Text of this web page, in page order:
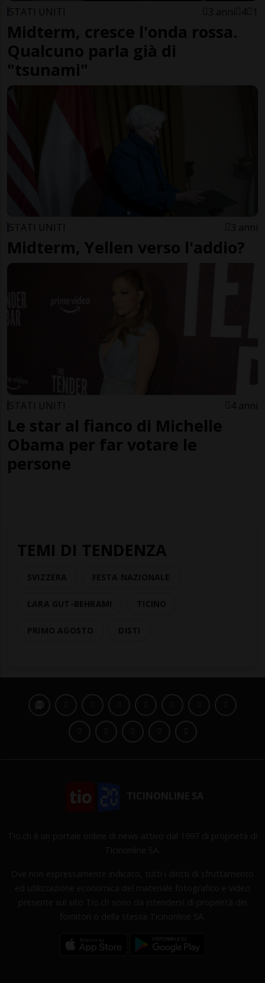
STATI UNITI 3 anni 4 1
Midterm, cresce l'onda rossa.
Qualcuno parla già di
"tsunami"
STATI UNITI 3 anni
Midterm, Yellen verso l'addio?
STATI UNITI 4 anni
Le star al fianco di Michelle
Obama per far votare le
persone
TEMI DI TENDENZA